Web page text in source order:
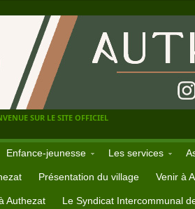
SUR LE SITE OFFICIEL
Enfance-jeunesse Les services
Présentation du village Venir à
Authezat Le Syndicat Intercommunal